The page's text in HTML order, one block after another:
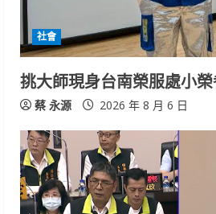
社會
挑大師現身台南榮服處小
蔡 永源 2026 年 8 月 6 日